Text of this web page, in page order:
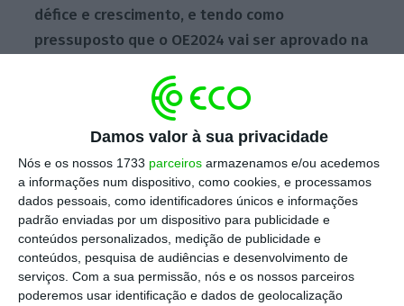
Damos valor à sua privacidade
Nós e os nossos 1733 parceiros armazenamos e/ou acedemos
a informações num dispositivo, como cookies, e processamos
dados pessoais, como identificadores únicos e informações
padrão enviadas por um dispositivo para publicidade e
conteúdos personalizados, medição de publicidade e
conteúdos, pesquisa de audiências e desenvolvimento de
serviços. Com a sua permissão, nós e os nossos parceiros
poderemos usar identificação e dados de geolocalização
défice e crescimento, e tendo como
pressuposto que o OE2024 vai ser aprovado na
de Portugalpela Moody’s, de
Baa2 para Baa1″, sublinha.
Filipe Garcia admite que acrise política — que
começou com o pedido de demissão do
primeiro-ministro, António Costa, a 7 de
novembro –, “implica uma maior incerteza para
o futuro governativo do país e, sobretudo, os
indicadores de desaceleração económica”